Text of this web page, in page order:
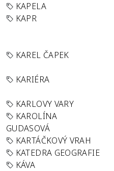
KAPELA
KAPR
KAREL ČAPEK
KARIÉRA
KARLOVY VARY
KAROLÍNA
GUDASOVÁ
KARTÁČKOVÝ VRAH
KATEDRA GEOGRAFIE
KÁVA